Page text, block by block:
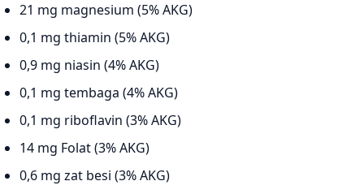
21 mg magnesium (5% AKG)
0,1 mg thiamin (5% AKG)
0,9 mg niasin (4% AKG)
0,1 mg tembaga (4% AKG)
0,1 mg riboflavin (3% AKG)
14 mg Folat (3% AKG)
0,6 mg zat besi (3% AKG)